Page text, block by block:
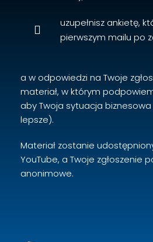
uzupełnisz ankietę,
pierwszym mailu po
a w odpowiedzi na Twoje
materiał, w którym
aby Twoja sytuacja biznesowa
lepsze).
Materiał zostanie
YouTube, a Twoje zgłoszenie
anonimowe.